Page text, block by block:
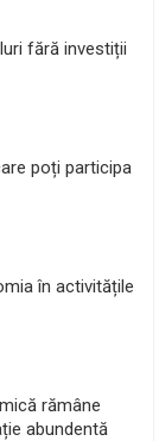
fără investiții
poți participa
în activitățile
rămâne
abundentă